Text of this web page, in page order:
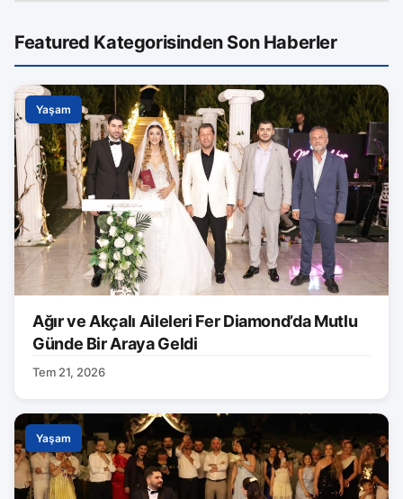
Featured Kategorisinden Son Haberler
Yaşam
Ağır ve Akçalı Aileleri Fer Diamond’da Mutlu
Günde Bir Araya Geldi
Tem 21, 2026
Yaşam